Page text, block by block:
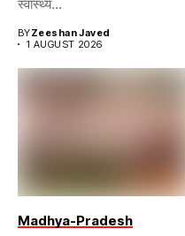
स्वास्थ्य...
BYZeeshan Javed
1 AUGUST 2026
Madhya-Pradesh